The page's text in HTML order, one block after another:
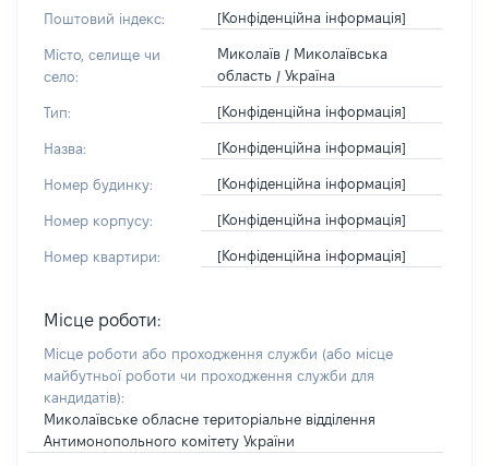
Поштовий індекс: [Конфіденційна інформація]
Місто, селище чи
село:
Миколаїв / Миколаївська
область / Україна
Тип: [Конфіденційна інформація]
Назва: [Конфіденційна інформація]
Номер будинку: [Конфіденційна інформація]
Номер корпусу: [Конфіденційна інформація]
Номер квартири: [Конфіденційна інформація]
Місце роботи:
Місце роботи або проходження служби (або місце
майбутньої роботи чи проходження служби для
кандидатів):
Миколаївське обласне територіальне відділення
Антимонопольного комітету України